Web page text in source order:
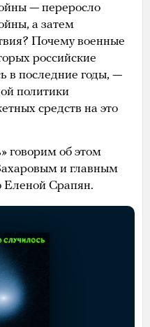
— переросло
а затем
Почему военные
российские
в последние годы, —
политики
средств на это
говорим об этом
и главным
Еленой Срапян.